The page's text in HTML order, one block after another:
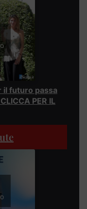
il futuro passa
PER IL